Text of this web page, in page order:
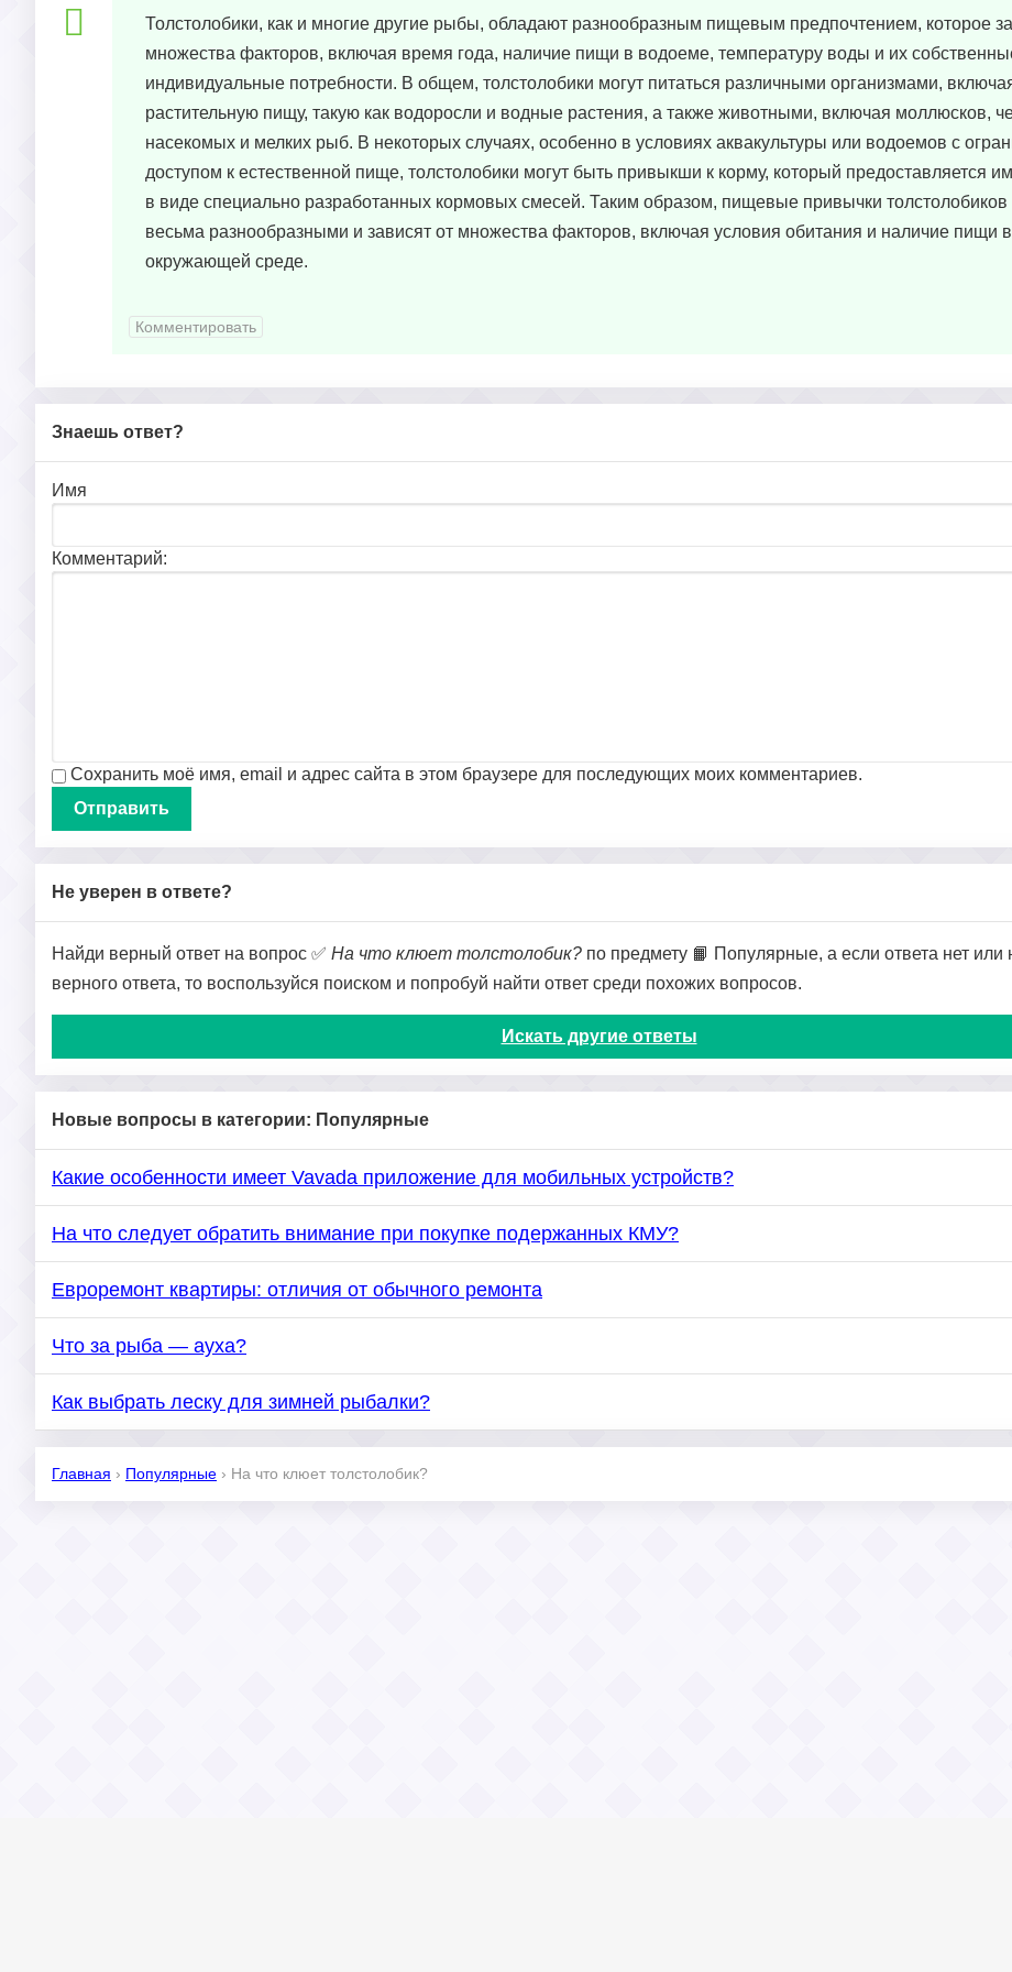
Толстолобики, как и многие другие рыбы, обладают разнообразным пищевым предпочтением, которое
множества факторов, включая время года, наличие пищи в водоеме, температуру воды и их
индивидуальные потребности. В общем, толстолобики могут питаться различными организмами,
растительную пищу, такую как водоросли и водные растения, а также животными, включая моллюсков,
насекомых и мелких рыб. В некоторых случаях, особенно в условиях аквакультуры или водоемов с
доступом к естественной пище, толстолобики могут быть привыкши к корму, который предоставляется
в виде специально разработанных кормовых смесей. Таким образом, пищевые привычки толстолобиков
весьма разнообразными и зависят от множества факторов, включая условия обитания и наличие пищи в
окружающей среде.
Комментировать
Знаешь ответ?
Имя
Комментарий:
Сохранить моё имя, email и адрес сайта в этом браузере для последующих моих комментариев.
Не уверен в ответе?
Найди верный ответ на вопрос ✅ На что клюет толстолобик? по предмету 📙 Популярные, а если ответа нет или
верного ответа, то воспользуйся поиском и попробуй найти ответ среди похожих вопросов.
Искать другие ответы
Новые вопросы в категории: Популярные
Какие особенности имеет Vavada приложение для мобильных устройств?
На что следует обратить внимание при покупке подержанных КМУ?
Евроремонт квартиры: отличия от обычного ремонта
Что за рыба — ауха?
Как выбрать леску для зимней рыбалки?
Главная › Популярные › На что клюет толстолобик?